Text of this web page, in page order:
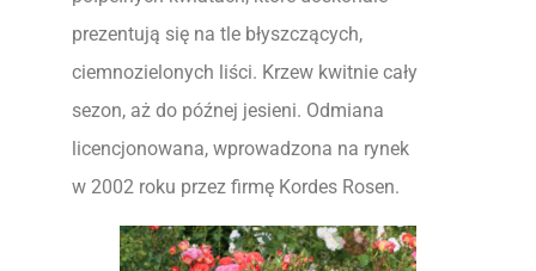
prezentują się na tle błyszczących,
ciemnozielonych liści. Krzew kwitnie cały
sezon, aż do późnej jesieni. Odmiana
licencjonowana, wprowadzona na rynek
w 2002 roku przez firmę Kordes Rosen.